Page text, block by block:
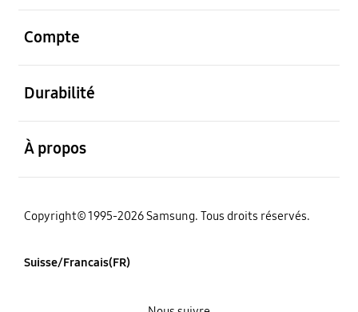
Compte
Durabilité
À propos
Copyright© 1995-2026 Samsung. Tous droits réservés.
Suisse/Francais(FR)